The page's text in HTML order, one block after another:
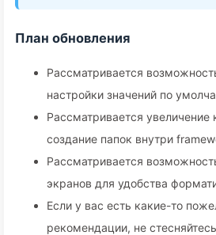
План обновления
Рассматривается
настройки значений по
Рассматривается увеличение
создание папок внутри
Рассматривается
экранов для удобства
Если у вас есть какие-то
рекомендации, не